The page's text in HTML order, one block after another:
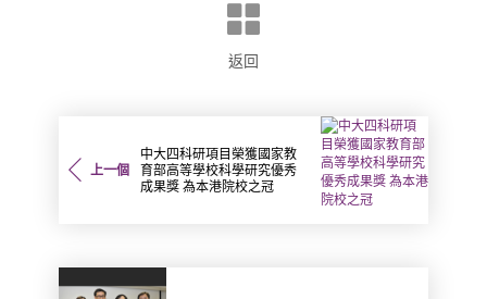
返回
上一個
中大四科研項目榮獲國家教
育部高等學校科學研究優秀
成果獎 為本港院校之冠